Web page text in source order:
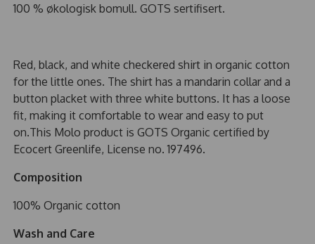
100 % økologisk bomull. GOTS sertifisert.
Red, black, and white checkered shirt in organic cotton
for the little ones. The shirt has a mandarin collar and a
button placket with three white buttons. It has a loose
fit, making it comfortable to wear and easy to put
on.This Molo product is GOTS Organic certified by
Ecocert Greenlife, License no. 197496.
Composition
100% Organic cotton
Wash and Care